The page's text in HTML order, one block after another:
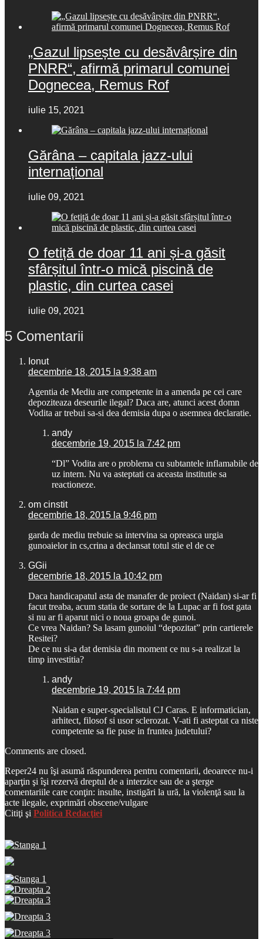
„Gazul lipsește cu desăvârșire din
PNRR“, afirmă primarul comunei
Dognecea, Remus Rof
iulie 15, 2021
Gărâna – capitala jazz-ului
internațional
iulie 09, 2021
O fetiță de doar 11 ani și-a găsit
sfârșitul într-o mică piscină de
plastic, din curtea casei
iulie 09, 2021
5 Comentarii
Ionut
decembrie 18, 2015 la 9:38 am
Agentia de Mediu are competente in a amenda pe cei care
depoziteaza deseurile ilegal? Daca are, atunci acest domn
Vodita ar trebui sa-si dea demisia dupa o asemnea declaratie.
andy
decembrie 19, 2015 la 7:42 pm
“Dl” Vodita are o problema cu subtantele inflamabile de
uz intern. Nu va asteptati ca aceasta institutie sa
reactioneze.
om cinstit
decembrie 18, 2015 la 9:46 pm
garda de mediu trebuie sa intervina sa opreasca urgia
gunoaielor in cs,crina a declansat totul stie el de ce
GGii
decembrie 18, 2015 la 10:42 pm
Daca handicapatul asta de manafer de proiect (Naidan) si-ar fi
facut treaba, acum statia de sortare de la Lupac ar fi fost gata
si nu ar fi aparut nici o noua groapa de gunoi.
Ce vrea Naidan? Sa lasam gunoiul “depozitat” prin cartierele
Resitei?
De ce nu si-a dat demisia din moment ce nu s-a realizat la
timp investitia?
andy
decembrie 19, 2015 la 7:44 pm
Naidan e super-specialistul CJ Caras. E informatician,
arhitect, filosof si usor sclerozat. V-ati fi asteptat ca niste
competente sa fie puse in fruntea judetului?
Comments are closed.
Reper24 nu îşi asumă răspunderea pentru comentarii, deoarece nu-i
aparţin şi îşi rezervă dreptul de a interzice sau de a şterge
comentariile care conţin: insulte, instigări la ură, la violenţă sau la
acte ilegale, exprimări obscene/vulgare
Citiţi şi Politica Redacţiei